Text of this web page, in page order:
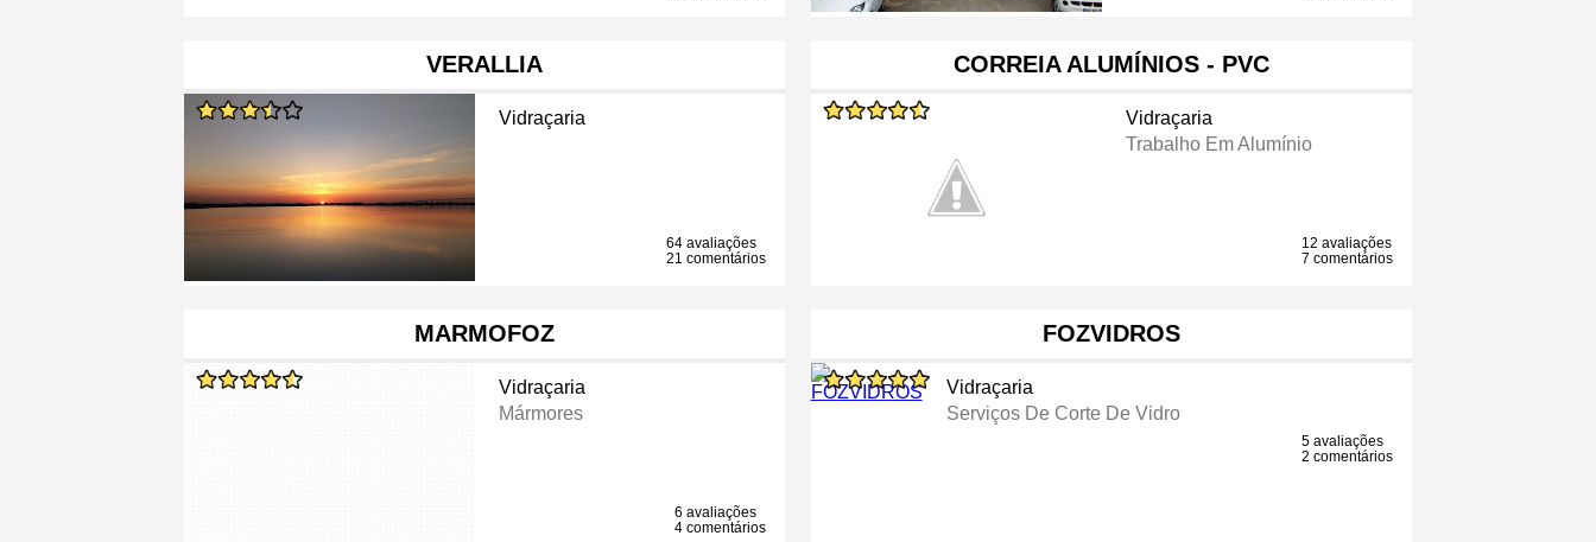
VERALLIA
Vidraçaria
64 avaliações
21 comentários
CORREIA ALUMÍNIOS - PVC
Vidraçaria
Trabalho Em Alumínio
12 avaliações
7 comentários
MARMOFOZ
Vidraçaria
Mármores
6 avaliações
4 comentários
FOZVIDROS
Vidraçaria
Serviços De Corte De Vidro
5 avaliações
2 comentários